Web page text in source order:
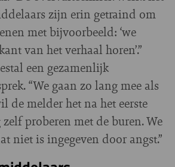
zijn erin getraind om
met bijvoorbeeld: ‘we
van het verhaal horen’.”
een gezamenlijk
“We gaan zo lang mee als
de melder het na het eerste
proberen met de buren. We
niet is ingegeven door angst.”